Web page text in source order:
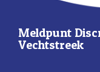
Meldpunt
Vechtstreek